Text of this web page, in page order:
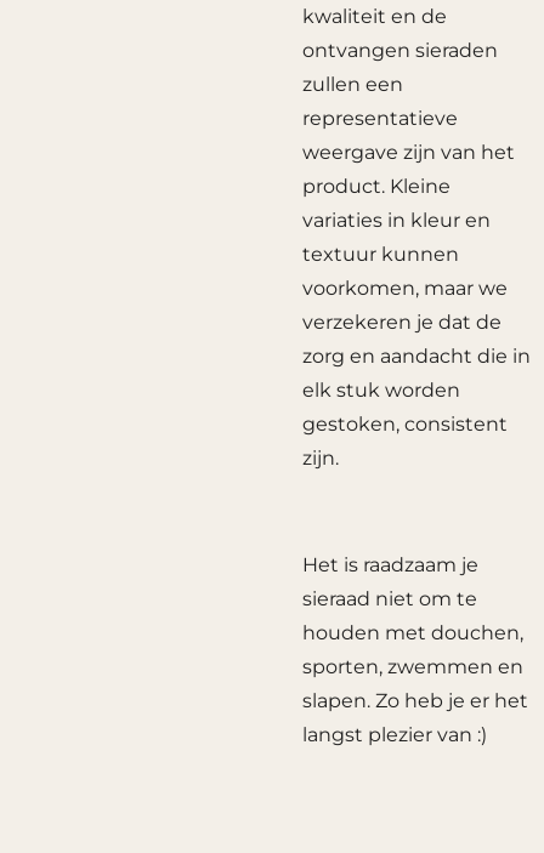
kwaliteit en de
ontvangen sieraden
zullen een
representatieve
weergave zijn van het
product. Kleine
variaties in kleur en
textuur kunnen
voorkomen, maar we
verzekeren je dat de
zorg en aandacht die in
elk stuk worden
gestoken, consistent
zijn.
Het is raadzaam je
sieraad niet om te
houden met douchen,
sporten, zwemmen en
slapen. Zo heb je er het
langst plezier van :)